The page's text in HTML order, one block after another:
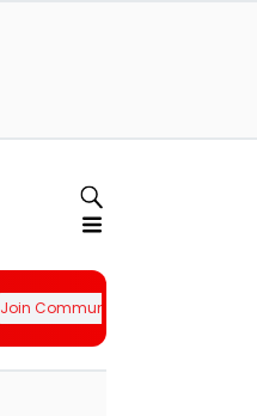
Join Community